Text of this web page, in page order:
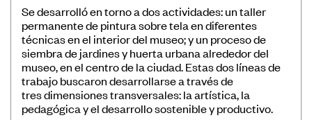
Sostenibilidad
Registro de Museos Iberoamericanos
Se desarrolló en torno a dos actividades: un taller
permanente de pintura sobre tela en diferentes
técnicas en el interior del museo; y un proceso de
siembra de jardines y huerta urbana alrededor del
museo, en el centro de la ciudad. Estas dos líneas de
trabajo buscaron desarrollarse a través de
tres dimensiones transversales: la artística, la
pedagógica y el desarrollo sostenible y productivo.